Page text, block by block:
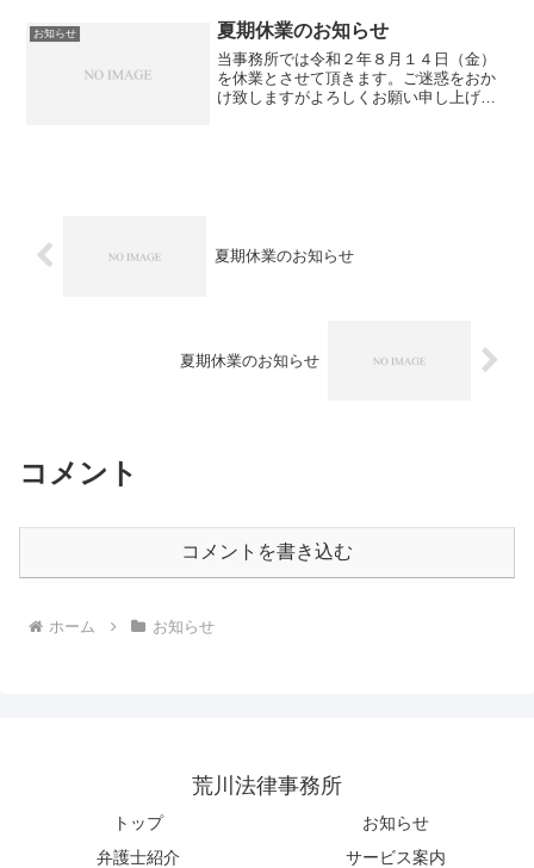
お知らせ 夏期休業のお知らせ
当事務所では令和２年８月１４日（金）
を休業とさせて頂きます。ご迷惑をおか
け致しますがよろしくお願い申し上げま
夏期休業のお知らせ
夏期休業のお知らせ
コメント
コメントを書き込む
ホーム お知らせ
荒川法律事務所
トップ
お知らせ
弁護士紹介
サービス案内